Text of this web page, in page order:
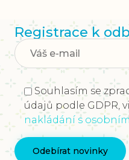
Registrace k
Souhlasím se
údajů podle GDPR,
nakládání s